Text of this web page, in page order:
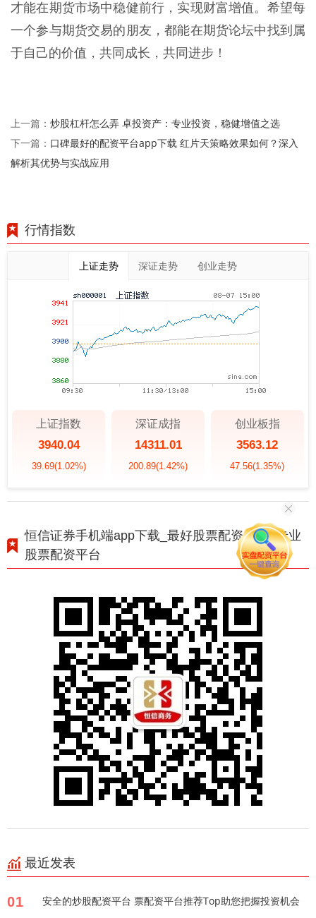
才能在期货市场中稳健前行，实现财富增值。希望每
一个参与期货交易的朋友，都能在期货论坛中找到属
于自己的价值，共同成长，共同进步！
上一篇： 炒股杠杆怎么弄 卓投资产：专业投资，稳健增值之选
下一篇： 口碑最好的配资平台app下载 红片天策略效果如何？深入
解析其优势与实战应用
行情指数
上证走势 深证走势 创业走势
上证指数
3940.04
39.69(1.02%)
深证成指
14311.01
200.89(1.42%)
创业板指
3563.12
47.56(1.35%)
恒信证券手机端app下载_最好股票配资公司_专业
股票配资平台
最近发表
01 安全的炒股配资平台 票配资平台推荐Top助您把握投资机会